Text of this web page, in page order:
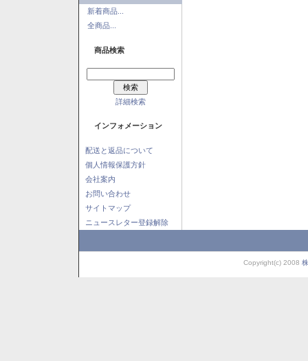
新着商品...
全商品...
商品検索
詳細検索
インフォメーション
配送と返品について
個人情報保護方針
会社案内
お問い合わせ
サイトマップ
ニュースレター登録解除
Copyright(c) 2008